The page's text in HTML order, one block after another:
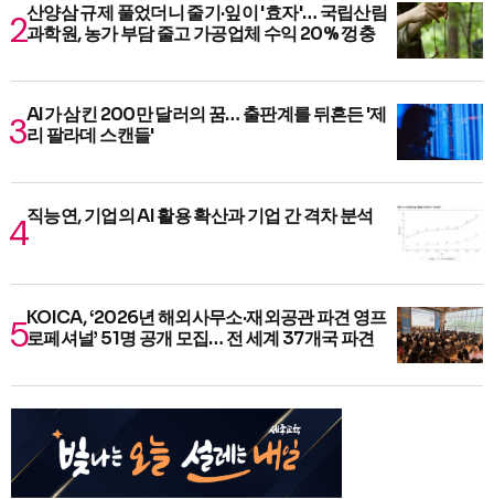
산양삼 규제 풀었더니 줄기·잎이 '효자'… 국립산림
과학원, 농가 부담 줄고 가공업체 수익 20% 껑충
AI가 삼킨 200만 달러의 꿈… 출판계를 뒤흔든 '제
리 팔라데 스캔들'
직능연, 기업의 AI 활용 확산과 기업 간 격차 분석
KOICA, ‘2026년 해외사무소·재외공관 파견 영프
로페셔널’ 51명 공개 모집… 전 세계 37개국 파견